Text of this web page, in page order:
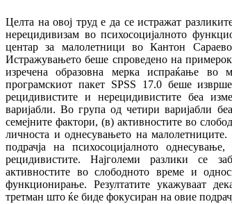
Целта на овој труд е да се истражат
нерецидивизам во психосоцијалното
центар за малолетници во Кантон
Истражувањето беше спроведено на
изречена образовна мерка испраќање во
програмскиот пакет SPSS 17.0 беше
рецидивистите и нерецидивистите беа
варијабли. Во група од четири варијабли
семејните фактори, (в) активностите во
личноста и однесувањето на малолетниците.
подрачја на психосоцијалното
рецидивистите. Најголеми разлики се
активностите во слободното време и
функционирање. Резултатите укажуваат
третман што ќе биде фокусиран на овие